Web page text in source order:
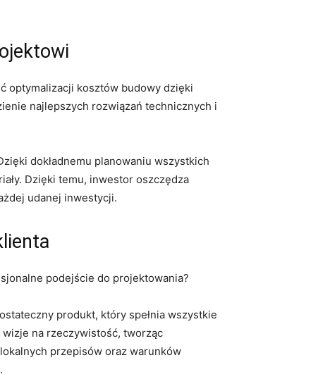
optymalizacji‍ kosztów budowy dzięki
najlepszych rozwiązań ​technicznych i
dokładnemu planowaniu ⁢wszystkich
Dzięki temu, inwestor oszczędza
​udanej‌ inwestycji.
⁢podejście do projektowania?
produkt, który spełnia wszystkie
na rzeczywistość, tworząc
​przepisów ⁢oraz warunków